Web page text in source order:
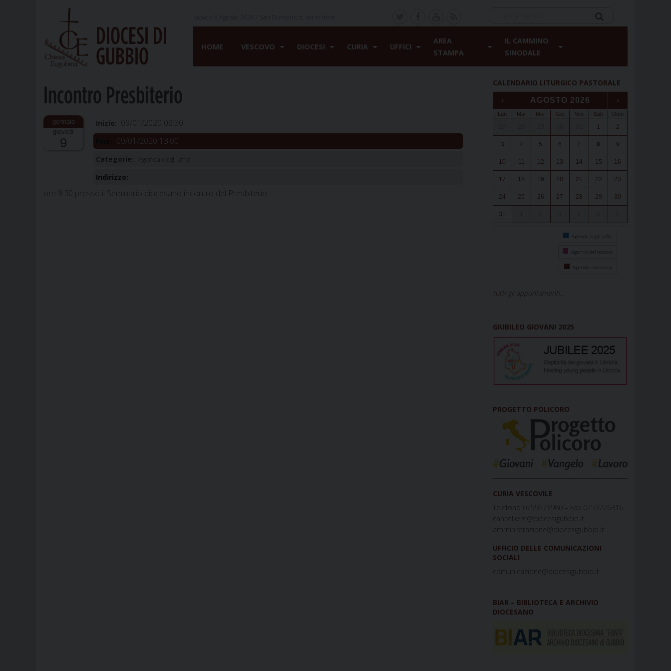
DIOCESI DI
GUBBIO
HOME VESCOVO DIOCESI CURIA UFFICI
AREA
STAMPA
IL CAMMINO
SINODALE
Incontro Presbiterio
giovedì
9
Inizio: 09/01/2020 09:30
09/01/2020 13:00
Categorie:
Indirizzo:
ore 9.30 presso il Seminario diocesano incontro del Presbiterio
CALENDARIO LITURGICO PASTORALE
‹ AGOSTO 2026 ›
Lun Mar Mer Gio Ven Sab Dom
1 2
3 4 5 6 7 8 9
10 11 12 13 14 15 16
17 18 19 20 21 22 23
24 25 26 27 28 29 30
31
Agenda degli uffici
Agenda del vescovo
Agenda diocesana
tutti gli appuntamenti...
GIUBILEO GIOVANI 2025
PROGETTO POLICORO
CURIA VESCOVILE
Telefono 0759273980 – Fax 0759276316
cancelliere@diocesigubbio.it
amministrazione@diocesigubbio.it
UFFICIO DELLE COMUNICAZIONI
SOCIALI
comunicazione@diocesigubbio.it
BIAR – BIBLIOTECA E ARCHIVIO
DIOCESANO